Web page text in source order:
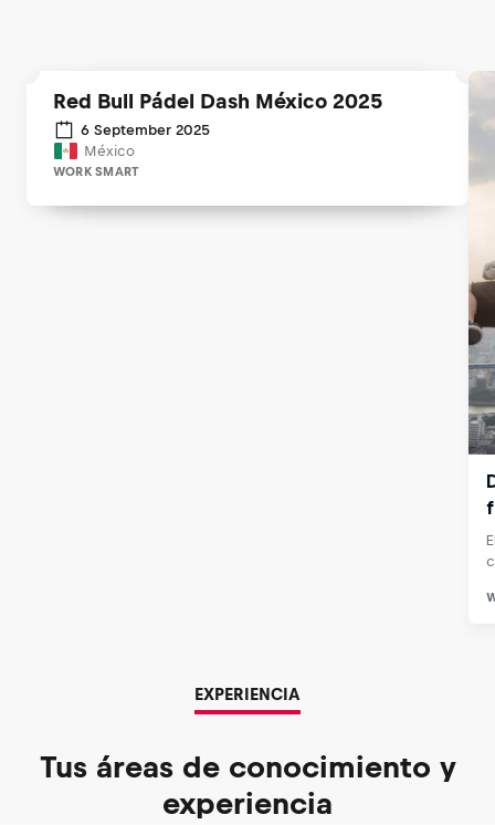
Red Bull Pádel Dash México 2025
6 September 2025
México
WORK SMART
EXPERIENCIA
Tus áreas de conocimiento y
experiencia